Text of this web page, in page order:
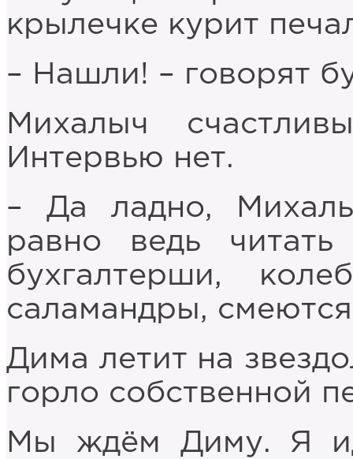
крылечке курит
– Нашли! – говорят
Михалыч
Интервью нет.
– Да ладно,
равно ведь
бухгалтерши,
саламандры,
Дима летит на
горло собственной
Мы ждём Диму. Я